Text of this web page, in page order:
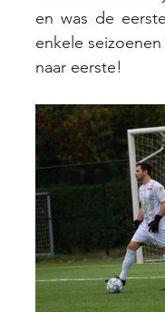
en was de
enkele
naar eerste!